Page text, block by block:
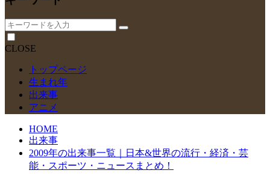
CLOSE
トップページ
生まれ年
出来事
アニメ
HOME
出来事
2009年の出来事一覧｜日本&世界の流行・経済・芸
能・スポーツ・ニュースまとめ！